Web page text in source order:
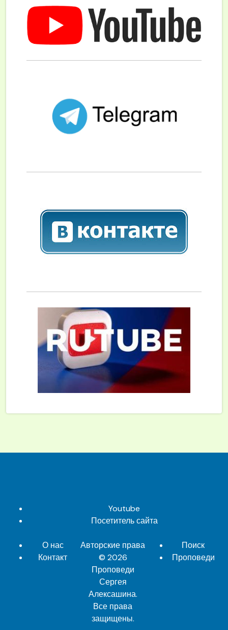
Youtube
Посетитель сайта
О нас
Контакт
Авторские права
© 2026
Проповеди
Сергея
Алексашина.
Все права
защищены.
Поиск
Проповеди